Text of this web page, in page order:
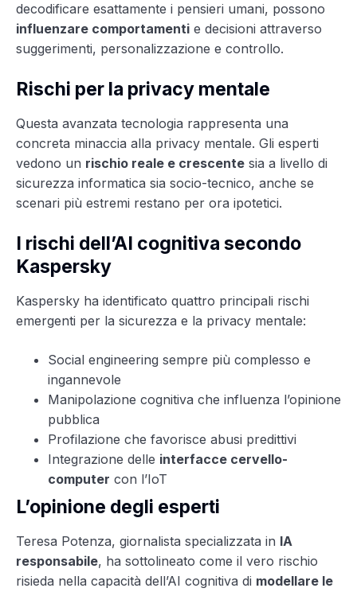
decodificare esattamente i pensieri umani, possono
influenzare comportamenti e decisioni attraverso
suggerimenti, personalizzazione e controllo.
Rischi per la privacy mentale
Questa avanzata tecnologia rappresenta una
concreta minaccia alla privacy mentale. Gli esperti
vedono un rischio reale e crescente sia a livello di
sicurezza informatica sia socio-tecnico, anche se
scenari più estremi restano per ora ipotetici.
I rischi dell’AI cognitiva secondo
Kaspersky
Kaspersky ha identificato quattro principali rischi
emergenti per la sicurezza e la privacy mentale:
Social engineering sempre più complesso e
ingannevole
Manipolazione cognitiva che influenza l’opinione
pubblica
Profilazione che favorisce abusi predittivi
Integrazione delle interfacce cervello-
computer con l’IoT
L’opinione degli esperti
Teresa Potenza, giornalista specializzata in IA
responsabile, ha sottolineato come il vero rischio
risieda nella capacità dell’AI cognitiva di modellare le